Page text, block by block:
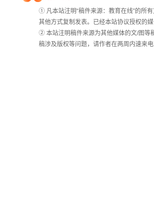
院校排行
① 凡本站注明“稿件来源：教育在线”的所
其他方式复制发表。已经本站协议授权的
② 本站注明稿件来源为其他媒体的文/图等
稿涉及版权等问题，请作者在两周内速来电